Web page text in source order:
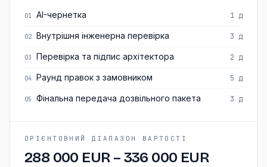
01 AI-чернетка 1 д
02 Внутрішня інженерна перевірка 3 д
03 Перевірка та підпис архітектора 2 д
04 Раунд правок з замовником 5 д
05 Фінальна передача дозвільного пакета 3 д
ОРІЄНТОВНИЙ ДІАПАЗОН ВАРТОСТІ
288 000 EUR– 336 000 EUR